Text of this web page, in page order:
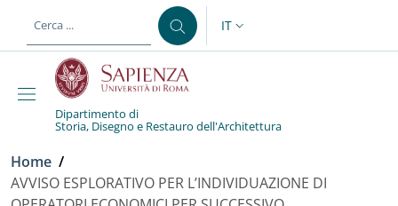
al contenuto principale
SELETTORE LINGUA:
IT
Dipartimento di
Storia, Disegno e Restauro dell'Architettura
Briciole di pane
Home /
AVVISO ESPLORATIVO PER L’INDIVIDUAZIONE DI